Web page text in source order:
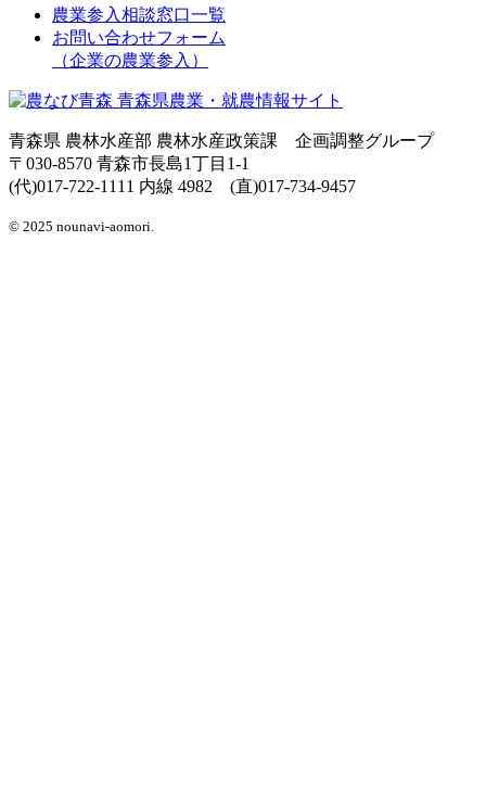
農業参入相談窓口一覧
お問い合わせフォーム
（企業の農業参入）
青森県 農林水産部 農林水産政策課 企画調整グループ
〒030-8570 青森市長島1丁目1-1
(代)017-722-1111 内線 4982 (直)017-734-9457
© 2025 nounavi-aomori.